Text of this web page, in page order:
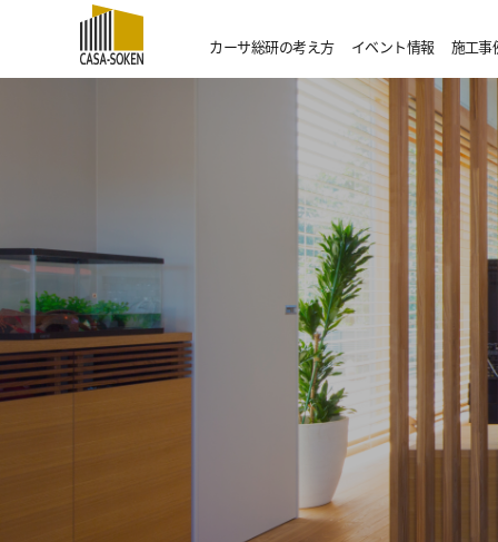
カーサ総研の考え方 イベント情報 施工事